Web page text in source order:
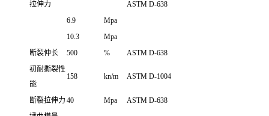
拉伸力
ASTM D-638
6.9
Mpa
10.3
Mpa
断裂伸长
500 %
ASTM D-638
初耐撕裂性
能
158 kn/m ASTM D-1004
断裂拉伸力 40 Mpa
ASTM D-638